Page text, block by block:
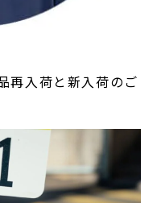
再入荷と新入荷のご